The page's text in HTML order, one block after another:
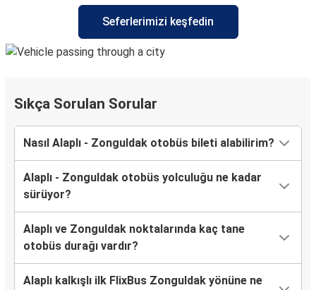
Seferlerimizi keşfedin
Sıkça Sorulan Sorular
Nasıl Alaplı - Zonguldak otobüs bileti alabilirim?
Alaplı - Zonguldak otobüs yolculuğu ne kadar
sürüyor?
Alaplı ve Zonguldak noktalarında kaç tane
otobüs durağı vardır?
Alaplı kalkışlı ilk FlixBus Zonguldak yönüne ne